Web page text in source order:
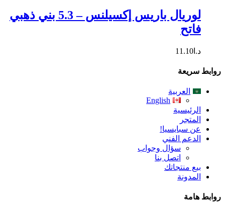
لوريال باريس إكسيلنس – 5.3 بني ذهبي
فاتح
د.ا 11.10
روابط سريعة
العربية
English
الرئيسية
المتجر
عن سبايسيا!
الدعم الفني
سؤال وجواب
اتصل بنا
بيع منتجاتك
المدونة
روابط هامة